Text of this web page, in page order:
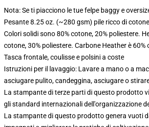
Nota: Se ti piacciono le tue felpe baggy e
Pesante 8.25 oz. (~280 gsm) pile ricco di cotone
Colori solidi sono 80% cotone, 20% poliestere.
cotone, 30% poliestere. Carbone Heather è 60%
Tasca frontale, coulisse e polsini a coste
Istruzioni per il lavaggio: Lavare a mano o a
asciugare pulito, candeggina, asciugare o
La stampante di terze parti di questo prodotto
gli standard internazionali dell'organizzazione
La stampante di questo prodotto genera vuoti